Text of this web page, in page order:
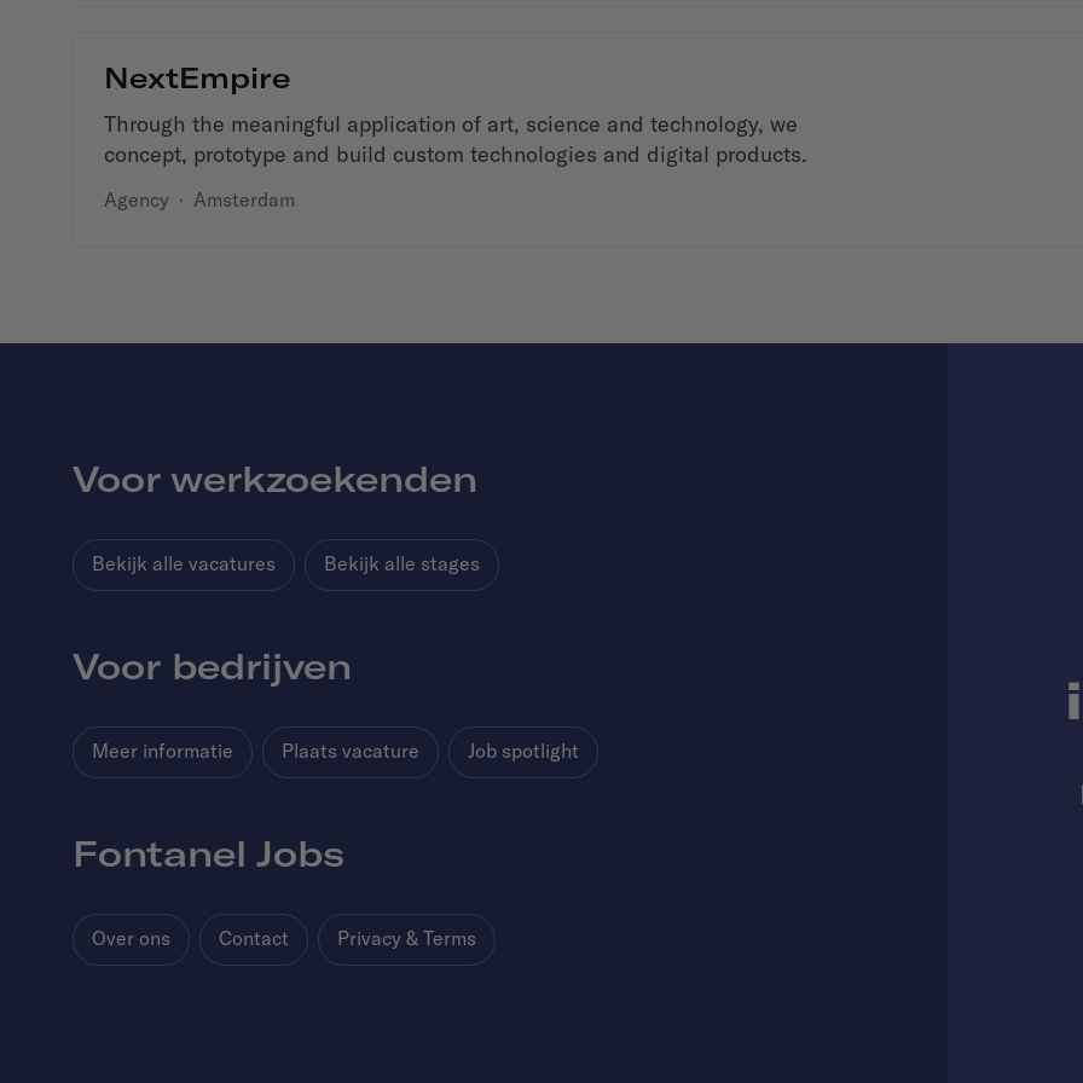
NextEmpire
Through the meaningful application of art, science and technology, we
concept, prototype and build custom technologies and digital products.
Agency · Amsterdam
Voor werkzoekenden
Bekijk alle vacatures Bekijk alle stages
Voor bedrijven
Meer informatie Plaats vacature Job spotlight
Fontanel Jobs
Over ons Contact Privacy & Terms